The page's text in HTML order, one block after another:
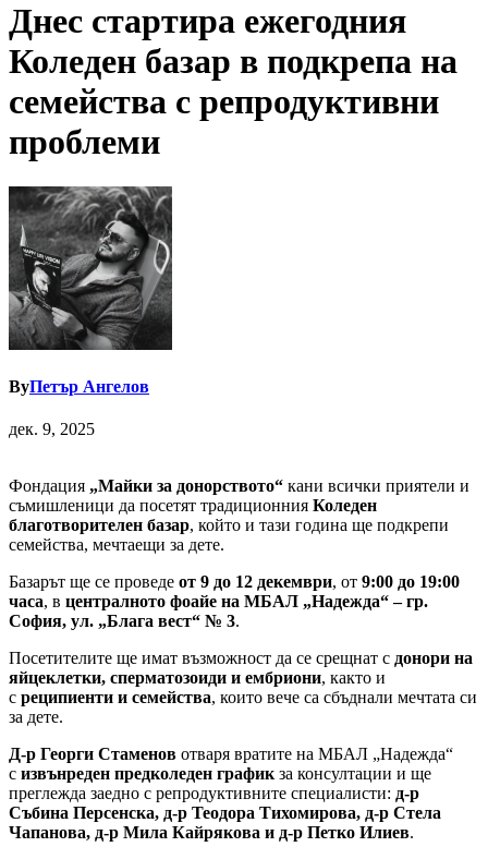
Днес стартира ежегодния
Коледен базар в подкрепа на
семейства с репродуктивни
проблеми
ByПетър Ангелов
дек. 9, 2025
Фондация „Майки за донорството“ кани всички приятели и
съмишленици да посетят традиционния Коледен
благотворителен базар, който и тази година ще подкрепи
семейства, мечтаещи за дете.
Базарът ще се проведе от 9 до 12 декември, от 9:00 до 19:00
часа, в централното фоайе на МБАЛ „Надежда“ – гр.
София, ул. „Блага вест“ № 3.
Посетителите ще имат възможност да се срещнат с донори на
яйцеклетки, сперматозоиди и ембриони, както и
с реципиенти и семейства, които вече са сбъднали мечтата си
за дете.
Д-р Георги Стаменов отваря вратите на МБАЛ „Надежда“
с извънреден предколеден графикза консултации и ще
преглежда заедно с репродуктивните специалисти: д-р
Събина Персенска, д-р Теодора Тихомирова, д-р Стела
Чапанова, д-р Мила Кайрякова и д-р Петко Илиев.